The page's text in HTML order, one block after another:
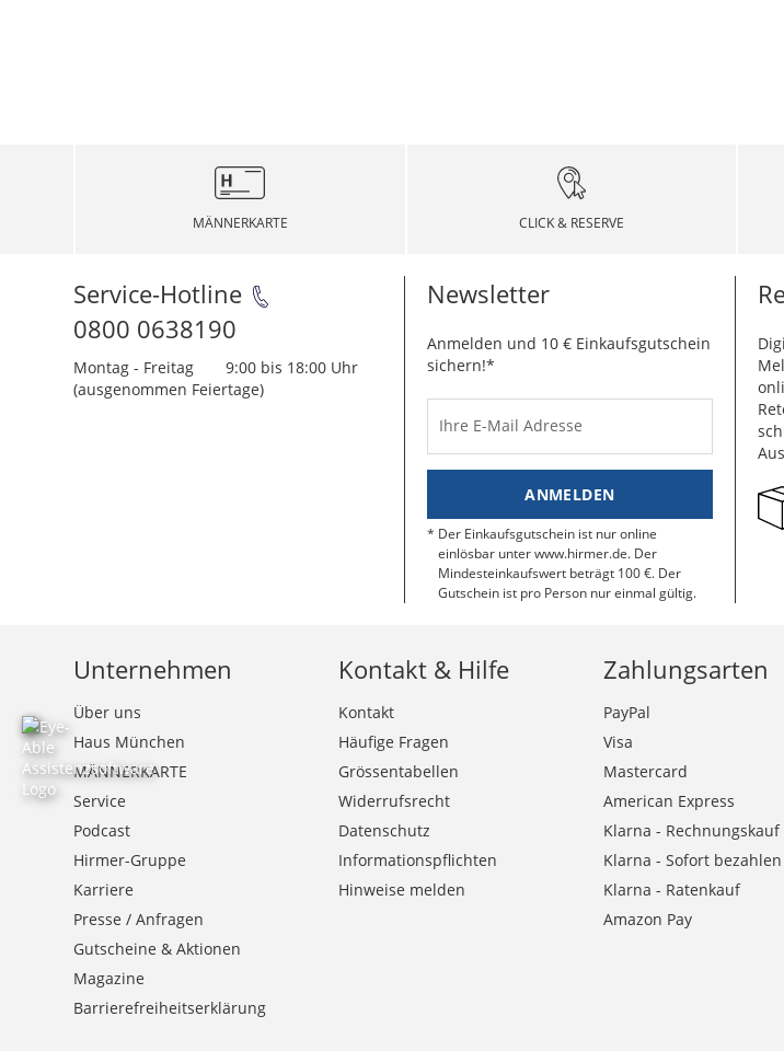
MÄNNERKARTE CLICK & RESERVE
Service-Hotline
0800 0638190
Montag - Freitag
9:00 bis 18:00 Uhr
(ausgenommen Feiertage)
Newsletter
Anmelden und 10 € Einkaufsgutschein
sichern!*
Ihre E-Mail Adresse
ANMELDEN
Der Einkaufsgutschein ist nur online
einlösbar unter www.hirmer.de. Der
Mindesteinkaufswert beträgt 100 €. Der
Gutschein ist pro Person nur einmal gültig.
Unternehmen
Über uns
Haus München
MÄNNERKARTE
Service
Podcast
Hirmer-Gruppe
Karriere
Presse / Anfragen
Gutscheine & Aktionen
Magazine
Barrierefreiheitserklärung
Kontakt & Hilfe
Kontakt
Häufige Fragen
Grössentabellen
Widerrufsrecht
Datenschutz
Informationspflichten
Hinweise melden
Zahlungsarten
PayPal
Visa
Mastercard
American Express
Klarna - Rechnungskauf
Klarna - Sofort bezahlen
Klarna - Ratenkauf
Amazon Pay